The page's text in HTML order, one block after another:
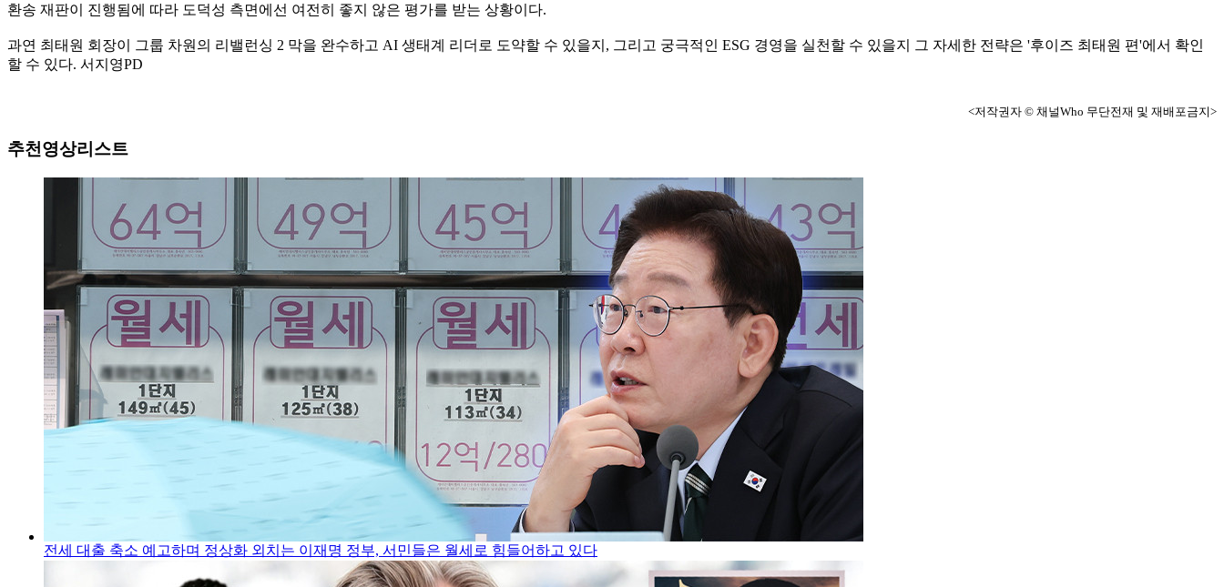
환송 재판이 진행됨에 따라 도덕성 측면에선 여전히 좋지 않은 평가를 받는 상황이다.
과연 최태원 회장이 그룹 차원의 리밸런싱 2 막을 완수하고 AI 생태계 리더로 도약할 수 있을지, 그리고 궁극적인 ESG 경영을 실천할 수 있을지 그 자세한 전략은 '후이즈 최태원 편'에서 확인
할 수 있다. 서지영PD
<저작권자 © 채널Who 무단전재 및 재배포금지>
추천영상리스트
전세 대출 축소 예고하며 정상화 외치는 이재명 정부, 서민들은 월세로 힘들어하고 있다